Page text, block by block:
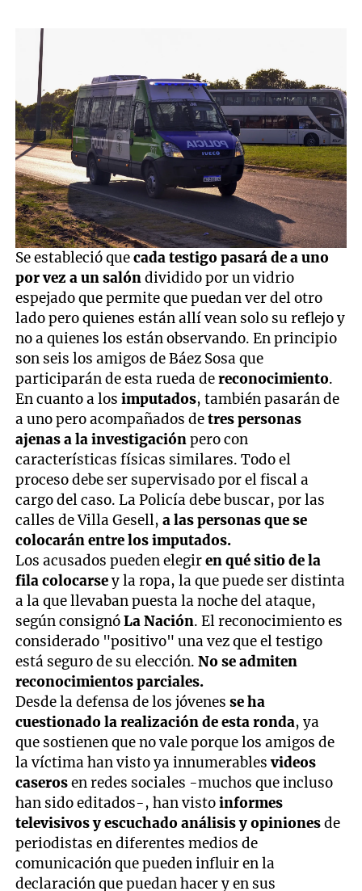
Se estableció quecada testigo pasará de a uno
por vez a un salóndividido por un vidrio
espejado que permite que puedan ver del otro
lado pero quienes están allí vean solo su reflejo y
no a quienes los están observando. En principio
son seis los amigos de Báez Sosa que
participarán de esta rueda dereconocimiento.
En cuanto a losimputados, también pasarán de
a uno pero acompañados detres personas
ajenas a la investigaciónpero con
características físicas similares. Todo el
proceso debe ser supervisado por el fiscal a
cargo del caso. La Policía debe buscar, por las
calles de Villa Gesell,a las personas que se
colocarán entre los imputados.
Los acusados pueden elegiren qué sitio de la
fila colocarsey la ropa, la que puede ser distinta
a la que llevaban puesta la noche del ataque,
según consignóLa Nación. El reconocimiento es
considerado "positivo" una vez que el testigo
está seguro de su elección.No se admiten
reconocimientos parciales.
Desde la defensa de los jóvenesse ha
cuestionado la realización de esta ronda, ya
que sostienen que no vale porque los amigos de
la víctima han visto ya innumerablesvideos
caserosen redes sociales -muchos que incluso
han sido editados-, han vistoinformes
televisivos y escuchado análisis y opinionesde
periodistas en diferentes medios de
comunicación que pueden influir en la
declaración que puedan hacer y en sus